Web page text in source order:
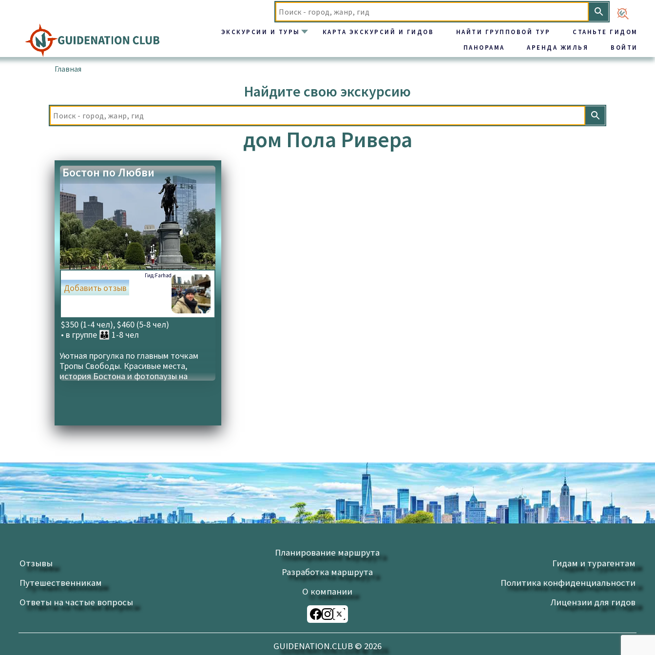
содержимому
ЭКСКУРСИИ И ТУРЫ КАРТА ЭКСКУРСИЙ И ГИДОВ НАЙТИ ГРУППОВОЙ ТУР
СТАНЬТЕ ГИДОМ
ПАНОРАМА
АРЕНДА ЖИЛЬЯ ВОЙТИ
Главная
Найдите свою экскурсию
дом Пола Ривера
Бостон по Любви
Гид:Farhad
$350 (1-4 чел), $460 (5-8 чел)
• в группе 👪 1-8 чел
Добавить отзыв
Уютная прогулка по главным точкам
Тропы Свободы. Красивые места,
история Бостона и фотопаузы на
Отзывы
Путешественникам
Ответы на частые вопросы
Планирование маршрута
Разработка маршрута
О компании
Гидам и турагентам
Политика конфиденциальности
Лицензии для гидов
GUIDENATION.CLUB ©2026